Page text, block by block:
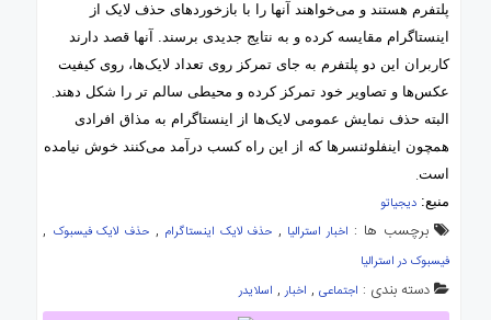
پلتفرم هستند و می‌خواهند آنها را با بازخوردهای حذف لایک از
اینستاگرام مقایسه کرده و به نتایج جدیدی برسند. آنها قصد دارند
کاربران این دو پلتفرم به جای تمرکز روی تعداد لایک‌ها، روی کیفیت
عکس‌ها و تصاویر خود تمرکز کرده و محیطی سالم تر را شکل دهند.
البته حذف نمایش عمومی لایک‌ها از اینستاگرام به مذاق افرادی
همچون اینفلوئنسرها که از این راه کسب درآمد می‌کنند خوش نیامده
است.
منبع: دیجیاتو
برچسب ها : اخبار استرالیا , حذف لایک اینستاگرام ,حذف لایک فیسبوک ,
فیسبوک در استرالیا
دسته بندی : اجتماعی, اخبار, اسلایدر